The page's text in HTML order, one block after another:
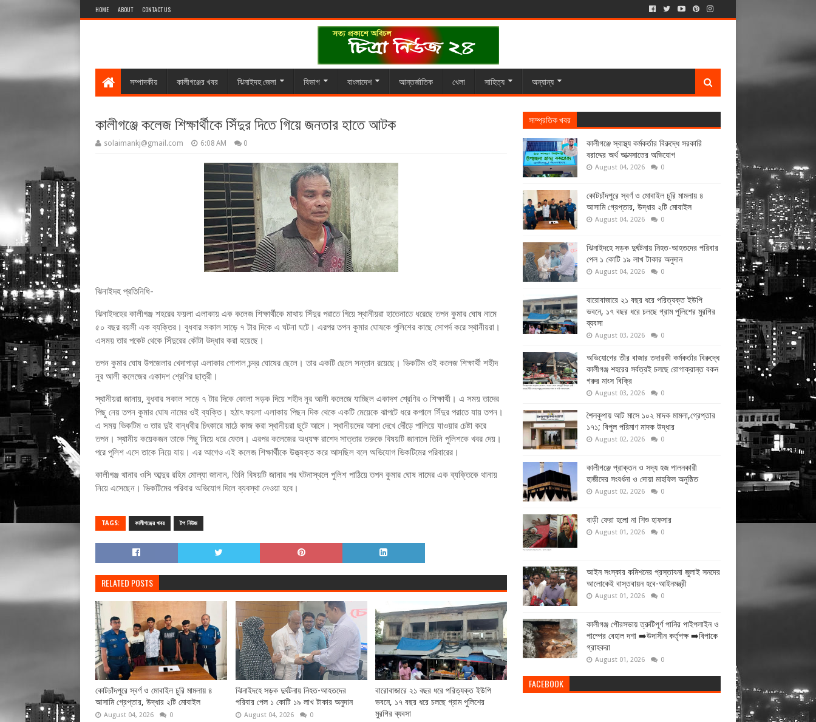
HOME ABOUT CONTACT US
সম্পাদকীয় কালীগঞ্জের খবর ঝিনাইদহ জেলা বিভাগ বাংলাদেশ আন্তর্জাতিক খেলা সাহিত্য অন্যান্য
কালীগঞ্জে কলেজ শিক্ষার্থীকে সিঁদুর দিতে গিয়ে জনতার হাতে আটক
solaimankj@gmail.com 6:08 AM 0
ঝিনাইদহ প্রতিনিধি-
ঝিনাইদহের কালীগঞ্জ শহরের ফয়লা এলাকায় এক কলেজ শিক্ষার্থীকে মাথায় সিঁদুর পরাতে গিয়ে স্থানীয়রা হাতেনাতে ধরেছে তপন কুমার ঘোষ নামে
৫০ বছর বয়সী এক ব্যক্তির। বুধবার সকাল সাড়ে ৭ টার দিকে এ ঘটনা ঘটে। এরপর তপন কুমার ঘোষকে পুলিশের কাছে সোপর্দ করে স্থানীয়রা।
এসময় তার পকেট থেকে সিঁদুরের কৌটা উদ্ধার করা হয়েছে।
তপন কুমার ঘোষ উপজেলার খেদাপাড়া এলাকার গোপাল চন্দ্র ঘোষের ছেলে। তার একটি ছেলে সন্তান রয়েছে। ভিকটিম ওই কলেজ শিক্ষার্থী শহীদ
নুর আলী কলেজের একাদশ শ্রেণির ছাত্রী।
স্থানীয়রা জানায়, বুধবার সকাল সাড়ে ৭ টার দিকে কোলা সড়ক দিয়ে শহীদ নূর আলী কলেজে যাচ্ছিল একাদশ শ্রেণির ৩ শিক্ষার্থী। এ সময় তাদের
পিছু নেয় তপন কুমার ঘোষ নামের ওই ব্যক্তি। হঠাৎ ফয়লা এলাকায় পিছন দিক থেকে একটি মেয়েকে ঝাপটে ধরে কপালে সিঁদুর পরাতে যায় তপন।
এ সময় ভিকটিম ও তার দুই বান্ধবীর চিৎকারে মাঠে কাজ করা স্থানীয়রা ছুটে আসে। স্থানীয়দের আসা দেখে দৌঁড়ে পালিয়ে যাওয়ার চেষ্টা করে
তপন। স্থানীয় কয়েকজন তাকে পিছু নিয়ে ধরে ফেলে। এরপর কলেজের অধ্যক্ষ রাশেদ সাত্তার তরুকে বিষয়টি জানালে তিনি পুলিশকে খবর দেয়।
পরে পুলিশ এসে তাকে নিয়ে যায়। এর আগেও এই কলেজ শিক্ষার্থীকে উত্ত্যক্ত করে আসছিল বলে অভিযোগ ভিকটিমের পরিবারের।
কালীগঞ্জ থানার ওসি আব্দুর রহিম মোল্যা জানান, তিনি বিষয়টি জানার পর ঘটনাস্থলে পুলিশ পাঠিয়ে তপন কুমার ঘোষ নামের এক ব্যক্তিকে থানায়
নিয়ে এসেছেন। ভিকটিমের পরিবার অভিযোগ দিলে ব্যবস্থা নেওয়া হবে।
TAGS: কালীগঞ্জের খবর টপ নিউজ
RELATED POSTS
কোটচাঁদপুরে স্বর্ণ ও মোবাইল চুরি মামলায় ৪
আসামি গ্রেপ্তার, উদ্ধার ২টি মোবাইল
August 04, 2026 0
ঝিনাইদহে সড়ক দুর্ঘটনায় নিহত-আহতদের
পরিবার পেল ১ কোটি ১৯ লাখ টাকার অনুদান
August 04, 2026 0
বারোবাজারে ২১ বছর ধরে পরিত্যক্ত ইউপি
ভবনে, ১৭ বছর ধরে চলছে গ্রাম পুলিশের
মুরগির ব্যবসা
সাম্প্রতিক খবর
কালীগঞ্জে স্বাস্থ্য কর্মকর্তার বিরুদ্ধে সরকারি
বরাদ্দের অর্থ আত্মসাতের অভিযোগ
August 04, 2026 0
কোটচাঁদপুরে স্বর্ণ ও মোবাইল চুরি মামলায় ৪
আসামি গ্রেপ্তার, উদ্ধার ২টি মোবাইল
August 04, 2026 0
ঝিনাইদহে সড়ক দুর্ঘটনায় নিহত-আহতদের পরিবার
পেল ১ কোটি ১৯ লাখ টাকার অনুদান
August 04, 2026 0
বারোবাজারে ২১ বছর ধরে পরিত্যক্ত ইউপি
ভবনে, ১৭ বছর ধরে চলছে গ্রাম পুলিশের মুরগির
ব্যবসা
August 03, 2026 0
অভিযোগের তীর বাজার তদারকী কর্মকর্তার বিরুদ্ধে
কালীগঞ্জ শহরের সর্বত্রই চলছে রোগাক্রান্ত বকন
গরুর মাংস বিক্রি
August 03, 2026 0
শৈলকুপায় আট মাসে ১০২ মাদক মামলা,গ্রেপ্তার
১৭১; বিপুল পরিমাণ মাদক উদ্ধার
August 02, 2026 0
কালীগঞ্জে প্রাক্তন ও সদ্য হজ পালনকারী
হাজীদের সংবর্ধনা ও দোয়া মাহফিল অনুষ্ঠিত
August 02, 2026 0
বাড়ী ফেরা হলো না শিশু হাফসার
August 01, 2026 0
আইন সংস্কার কমিশনের প্রস্তাবনা জুলাই সনদের
আলোকেই বাস্তবায়ন হবে-আইনমন্ত্রী
August 01, 2026 0
কালীগঞ্জ পৌরসভায় ত্রুটিপূর্ণ পানির পাইপলাইন ও
পাম্পের বেহাল দশা ➡️উদাসীন কর্তৃপক্ষ ➡️বিপাকে
গ্রাহকরা
August 01, 2026 0
FACEBOOK